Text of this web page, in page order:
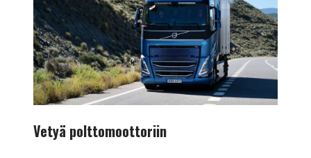
Vetyä polttomoottoriin